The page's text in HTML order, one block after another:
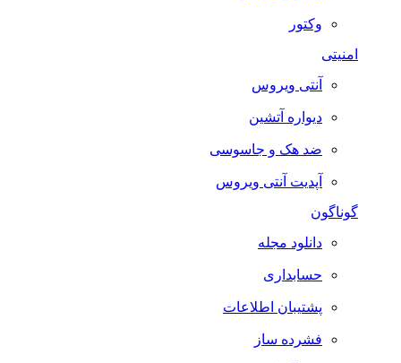
وکتور
آنتی ویروس
دیواره آتشین
ضد هک و جاسوسی
آپدیت آنتی ویروس
گوناگون
دانلود مجله
حسابداری
پشتیبان اطلاعات
فشرده ساز